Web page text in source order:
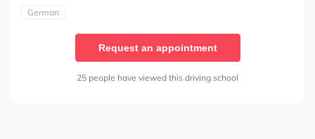
German
Request an appointment
25 people have viewed this driving school